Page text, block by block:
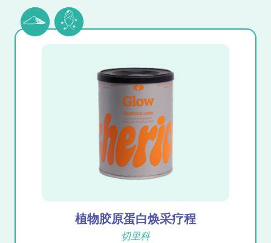
植物胶原蛋白焕采疗程
切里科